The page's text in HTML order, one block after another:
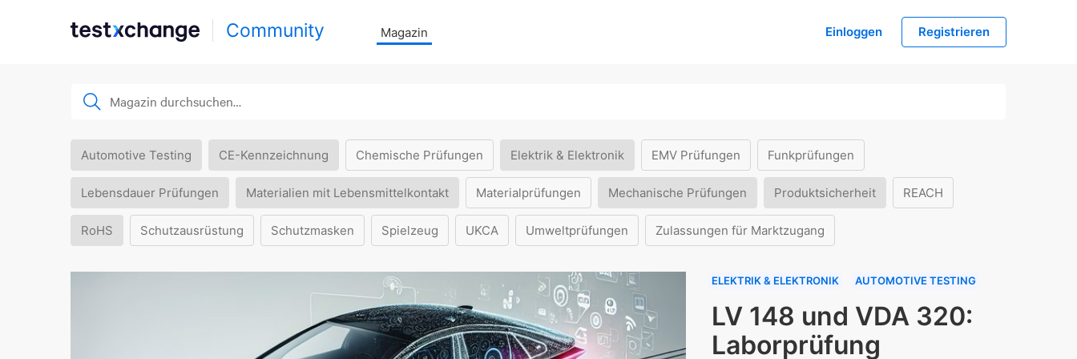
Community Magazin Einloggen Registrieren
Automotive Testing CE-Kennzeichnung Chemische Prüfungen Elektrik & Elektronik EMV Prüfungen Funkprüfungen
Lebensdauer Prüfungen Materialien mit Lebensmittelkontakt Materialprüfungen Mechanische Prüfungen Produktsicherheit REACH
RoHS Schutzausrüstung Schutzmasken Spielzeug UKCA Umweltprüfungen Zulassungen für Marktzugang
ELEKTRIK & ELEKTRONIK AUTOMOTIVE TESTING
LV 148 und VDA 320:
Laborprüfung